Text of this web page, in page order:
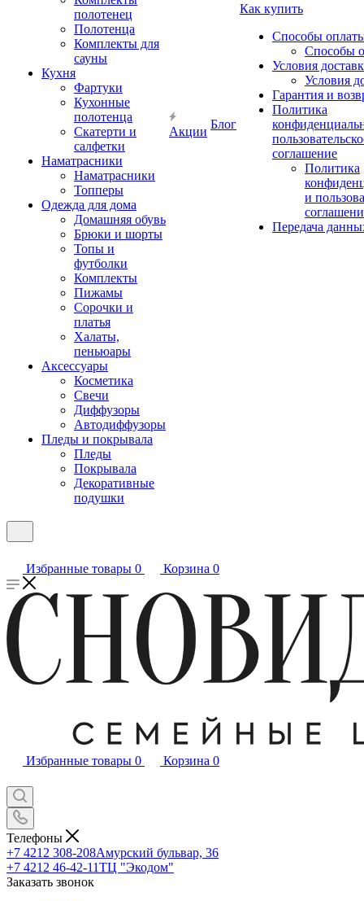
полотенец
Полотенца
Комплекты для
сауны
Кухня
Фартуки
Кухонные
полотенца
Скатерти и
салфетки
Наматрасники
Наматрасники
Топперы
Одежда для дома
Домашняя обувь
Брюки и шорты
Топы и
футболки
Комплекты
Пижамы
Сорочки и
платья
Халаты,
пеньюары
Аксессуары
Косметика
Свечи
Диффузоры
Автодиффузоры
Пледы и покрывала
Пледы
Покрывала
Декоративные
подушки
Акции
Блог
Как купить
Способы
Способы
Условия
Условия
Гарантия и
Политика
соглашение
Политика
и
Передача
Избранные товары 0 Корзина 0
Избранные товары 0 Корзина 0
Телефоны
+7 4212 308-208Амурский бульвар, 36
+7 4212 46-42-11ТЦ "Экодом"
Заказать звонок